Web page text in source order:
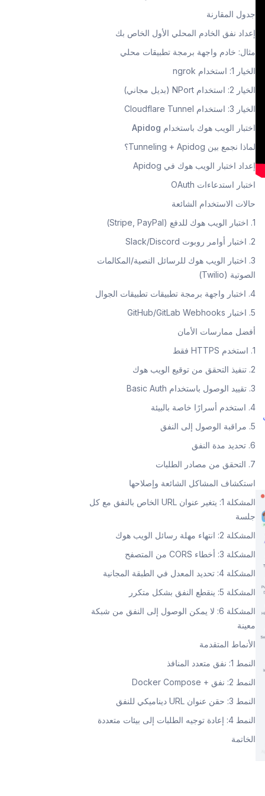
جدول المقارنة
إعداد نفق الخادم المحلي الأول الخاص بك
مثال: خادم واجهة برمجة تطبيقات محلي
الخيار 1: استخدام ngrok
الخيار 2: استخدام NPort (بديل مجاني)
الخيار 3: استخدام Cloudflare Tunnel
اختبار الويب هوك باستخدام Apidog
لماذا نجمع بين Tunneling + Apidog؟
إعداد اختبار الويب هوك في Apidog
اختبار استدعاءات OAuth
حالات الاستخدام الشائعة
1. اختبار الويب هوك للدفع (Stripe, PayPal)
2. اختبار أوامر روبوت Slack/Discord
3. اختبار الويب هوك للرسائل النصية/المكالمات
الصوتية (Twilio)
4. اختبار واجهة برمجة تطبيقات تطبيقات الجوال
5. اختبار GitHub/GitLab Webhooks
أفضل ممارسات الأمان
1. استخدم HTTPS فقط
2. تنفيذ التحقق من توقيع الويب هوك
3. تقييد الوصول باستخدام Basic Auth
4. استخدم أسرارًا خاصة بالبيئة
5. مراقبة الوصول إلى النفق
6. تحديد مدة النفق
7. التحقق من مصادر الطلبات
استكشاف المشاكل الشائعة وإصلاحها
المشكلة 1: يتغير عنوان URL الخاص بالنفق مع كل
جلسة
المشكلة 2: انتهاء مهلة رسائل الويب هوك
المشكلة 3: أخطاء CORS من المتصفح
المشكلة 4: تحديد المعدل في الطبقة المجانية
المشكلة 5: ينقطع النفق بشكل متكرر
المشكلة 6: لا يمكن الوصول إلى النفق من شبكة
معينة
الأنماط المتقدمة
النمط 1: نفق متعدد المنافذ
النمط 2: نفق + Docker Compose
النمط 3: حقن عنوان URL ديناميكي للنفق
النمط 4: إعادة توجيه الطلبات إلى بيئات متعددة
الخاتمة